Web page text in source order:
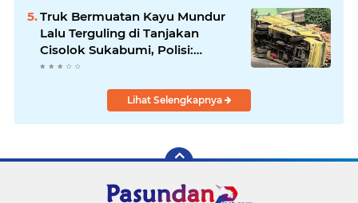
Truk Bermuatan Kayu Mundur
Lalu Terguling di Tanjakan
Cisolok Sukabumi, Polisi:
Diduga Tak Kuat Menanjak
Lihat Selengkapnya